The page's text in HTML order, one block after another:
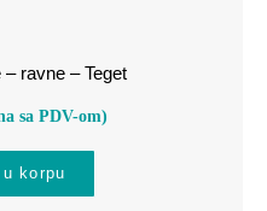
ravne – Teget
sa PDV-om)
u korpu